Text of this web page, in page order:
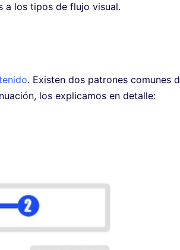
a los tipos de flujo visual.
. Existen dos patrones comunes
los explicamos en detalle: